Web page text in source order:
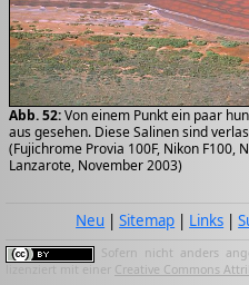
Abb. 52:Von einem Punkt ein paar
aus gesehen. Diese Salinen sind
(Fujichrome Provia 100F, Nikon F100,
Lanzarote, November 2003)
Neu |Sitemap | Links |
Sofern nicht anders
lizenziert mit einer Creative Commons